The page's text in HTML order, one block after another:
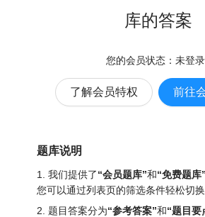
库的答案
您的会员状态： 未登录
了解会员特权 前往
题库说明
1. 我们提供了“会员题库”和“免费题库”
您可以通过列表页的筛选条件轻松切换
2. 题目答案分为“参考答案”和“题目要